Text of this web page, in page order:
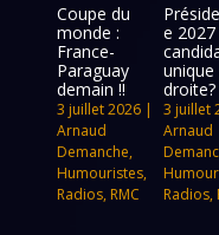
Coupe du
monde :
France-
Paraguay
demain !!
3 juillet 2026 |
Arnaud
Demanche,
Humouristes,
Radios, RMC
e 2027
unique
droite?
3 juillet
Arnaud
Radios,